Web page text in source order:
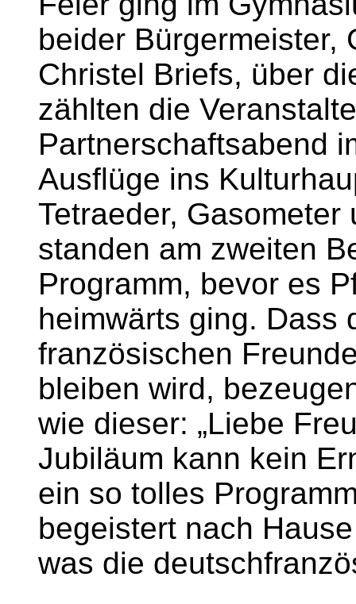
beider Bürgermeister,
Christel Briefs, über
zählten die
Partnerschaftsabend
Ausflüge ins
Tetraeder, Gasometer
standen am zweiten
Programm, bevor es
heimwärts ging. Dass
französischen
bleiben wird,
wie dieser: „Liebe
Jubiläum kann kein
ein so tolles
begeistert nach
was die